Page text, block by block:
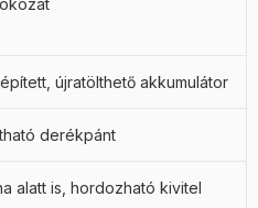
újratölthető akkumulátor
derékpánt
alatt is, hordozható kivitel